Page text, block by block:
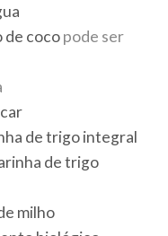
de cocopode ser
de trigo integral
de trigo
milho